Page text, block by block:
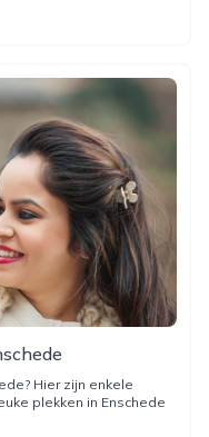
Hier zijn enkele
plekken in Enschede